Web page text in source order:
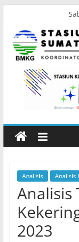
content
Koordinator
BMKG
Sumatera
Selatan
Analisis Analisis
Analisis
2023